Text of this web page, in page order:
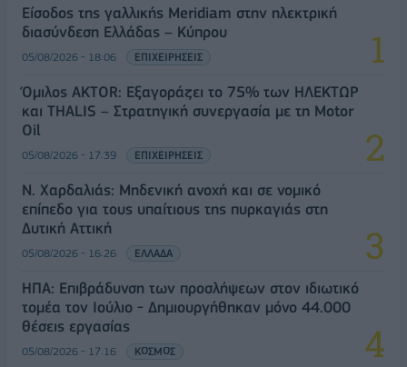
Είσοδος της γαλλικής Meridiam στην ηλεκτρική
διασύνδεση Ελλάδας – Κύπρου
05/08/2026 - 18:06 ΕΠΙΧΕΙΡΗΣΕΙΣ
Όμιλος AKTOR: Εξαγοράζει το 75% των ΗΛΕΚΤΩΡ
και THALIS – Στρατηγική συνεργασία με τη Motor
Oil
05/08/2026 - 17:39 ΕΠΙΧΕΙΡΗΣΕΙΣ
Ν. Χαρδαλιάς: Μηδενική ανοχή και σε νομικό
επίπεδο για τους υπαίτιους της πυρκαγιάς στη
Δυτική Αττική
05/08/2026 - 16:26 ΕΛΛΑΔΑ
ΗΠΑ: Επιβράδυνση των προσλήψεων στον ιδιωτικό
τομέα τον Ιούλιο - Δημιουργήθηκαν μόνο 44.000
θέσεις εργασίας
05/08/2026 - 17:16 ΚΟΣΜΟΣ